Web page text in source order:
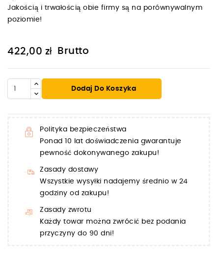
Jakością i trwałością obie firmy są na porównywalnym
poziomie!
422,00 zł Brutto
Dodaj Do Koszyka
Polityka bezpieczeństwa
Ponad 10 lat doświadczenia gwarantuje
pewność dokonywanego zakupu!
Zasady dostawy
Wszystkie wysyłki nadajemy średnio w 24
godziny od zakupu!
Zasady zwrotu
Każdy towar można zwrócić bez podania
przyczyny do 90 dni!